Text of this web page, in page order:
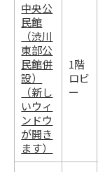
中央公
民館
（渋川
東部公
民館併
設）
（新し
いウィ
ンドウ
が開き
ます）
1階
ロビ
ー